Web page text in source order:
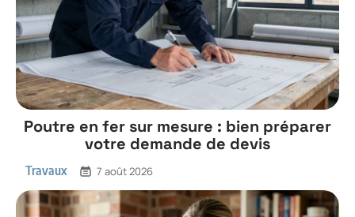
Poutre en fer sur mesure : bien préparer
votre demande de devis
Travaux 7 août 2026